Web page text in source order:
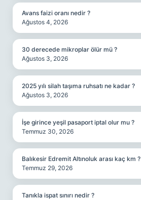
Avans faizi oranı nedir ?
Ağustos 4, 2026
30 derecede mikroplar ölür mü ?
Ağustos 3, 2026
2025 yılı silah taşıma ruhsatı ne kadar ?
Ağustos 3, 2026
İşe girince yeşil pasaport iptal olur mu ?
Temmuz 30, 2026
Balıkesir Edremit Altınoluk arası kaç km ?
Temmuz 29, 2026
Tanıkla ispat sınırı nedir ?